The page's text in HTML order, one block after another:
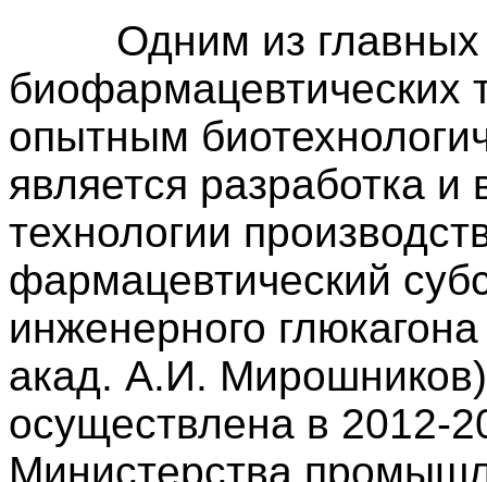
Одним из главных
биофармацевтических
опытным
является разработка
технологии
фармацевтический
инженерного
акад. А.И.
осуществлена в 2012-
Министерства